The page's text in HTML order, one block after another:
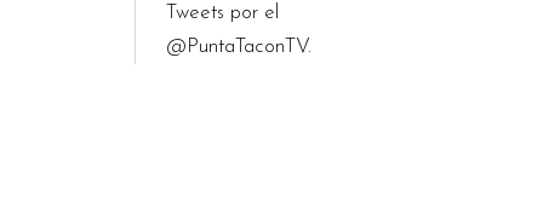
Tweets por el
@PuntaTaconTV.